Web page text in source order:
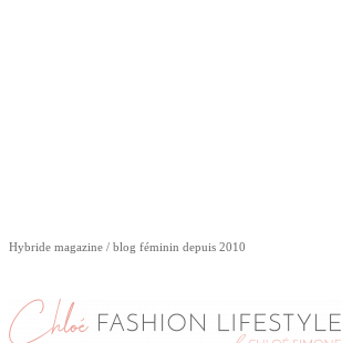
Hybride magazine / blog féminin depuis 2010